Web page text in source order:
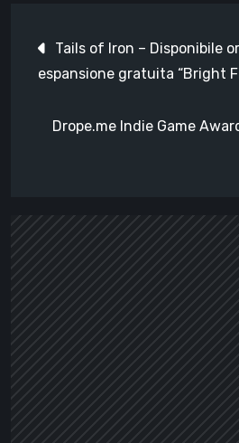
articoli
Tails of Iron – Disponibile
espansione gratuita “Bright
Drope.me Indie Game